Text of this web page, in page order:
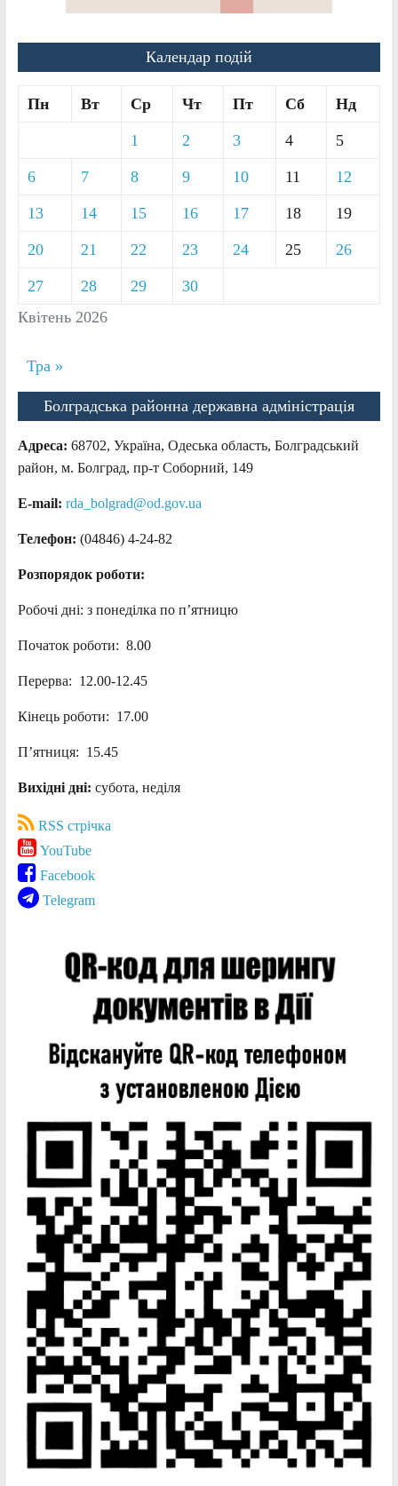
Календар подій
Квітень 2026
Пн Вт Ср Чт Пт Сб Нд
1 2 3 4 5
6 7 8 9 10 11 12
13 14 15 16 17 18 19
20 21 22 23 24 25 26
27 28 29 30
Тра »
Болградська районна державна адміністрація
Адреса: 68702, Україна, Одеська область, Болградський
район, м. Болград, пр-т Соборний, 149
E-mail: rda_bolgrad@od.gov.ua
Телефон: (04846) 4-24-82
Розпорядок роботи:
Робочі дні: з понеділка по п’ятницю
Початок роботи: 8.00
Перерва: 12.00-12.45
Кінець роботи: 17.00
П’ятниця: 15.45
Вихідні дні: субота, неділя
RSS стрічка
YouTube
Facebook
Telegram